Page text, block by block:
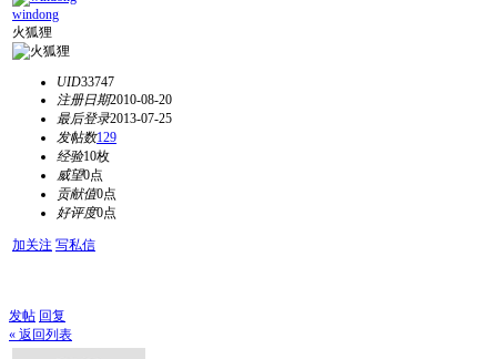
windong
火狐狸
UID33747
注册日期2010-08-20
最后登录2013-07-25
发帖数129
经验10枚
威望0点
贡献值0点
好评度0点
加关注 写私信
发帖 回复
« 返回列表